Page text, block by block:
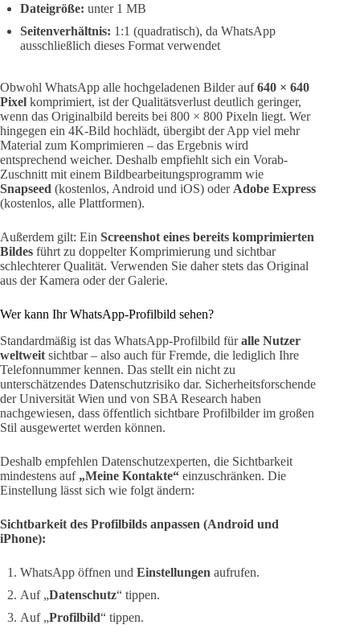
Dateigröße: unter 1 MB
Seitenverhältnis: 1:1 (quadratisch), da WhatsApp
ausschließlich dieses Format verwendet
Obwohl WhatsApp alle hochgeladenen Bilder auf640 × 640
Pixel komprimiert, ist der Qualitätsverlust deutlich geringer,
wenn das Originalbild bereits bei 800 × 800 Pixeln liegt. Wer
hingegen ein 4K-Bild hochlädt, übergibt der App viel mehr
Material zum Komprimieren – das Ergebnis wird
entsprechend weicher. Deshalb empfiehlt sich ein Vorab-
Zuschnitt mit einem Bildbearbeitungsprogramm wie
Snapseed (kostenlos, Android und iOS) oder Adobe Express
(kostenlos, alle Plattformen).
Außerdem gilt: Ein Screenshot eines bereits komprimierten
Bildes führt zu doppelter Komprimierung und sichtbar
schlechterer Qualität. Verwenden Sie daher stets das Original
aus der Kamera oder der Galerie.
Wer kann Ihr WhatsApp-Profilbild sehen?
Standardmäßig ist das WhatsApp-Profilbild füralle Nutzer
weltweit sichtbar – also auch für Fremde, die lediglich Ihre
Telefonnummer kennen. Das stellt ein nicht zu
unterschätzendes Datenschutzrisiko dar. Sicherheitsforschende
der Universität Wien und von SBA Research haben
nachgewiesen, dass öffentlich sichtbare Profilbilder im großen
Stil ausgewertet werden können.
Deshalb empfehlen Datenschutzexperten, die Sichtbarkeit
mindestens auf „Meine Kontakte“ einzuschränken. Die
Einstellung lässt sich wie folgt ändern:
Sichtbarkeit des Profilbilds anpassen (Android und
iPhone):
WhatsApp öffnen und Einstellungen aufrufen.
Auf „Datenschutz“ tippen.
Auf „Profilbild“ tippen.